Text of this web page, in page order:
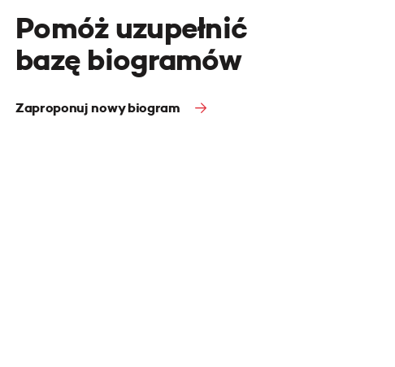
Pomóż uzupełnić
bazę biogramów
Zaproponuj nowy biogram